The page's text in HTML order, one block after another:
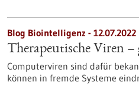
Blog Biointelligenz - 12.07.2022
Therapeutische Viren
Computerviren sind dafür
können in fremde Systeme